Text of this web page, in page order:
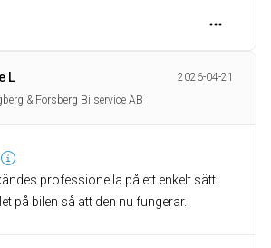
L
2026-04-21
& Forsberg Bilservice AB
professionella på ett enkelt sätt
på bilen så att den nu fungerar.